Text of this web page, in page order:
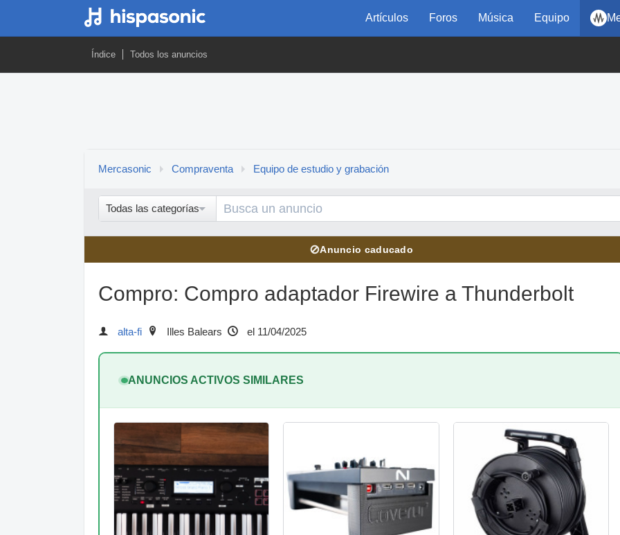
Artículos Foros Música Equipo
Índice Todos los anuncios
Mercasonic Compraventa Equipo de estudio y grabación
Todas las categorías
⊘Anuncio caducado
Compro: Compro adaptador Firewire a Thunderbolt
alta-fi Illes Balears el 11/04/2025
ANUNCIOS ACTIVOS SIMILARES